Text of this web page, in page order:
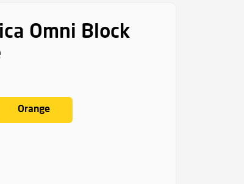
Omni Block
Orange